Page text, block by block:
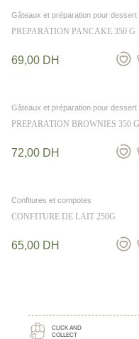
Gâteaux et préparation pour dessert
PREPARATION PANCAKE 350 G
69,00 DH
Gâteaux et préparation pour dessert
PREPARATION BROWNIES 350 G
72,00 DH
Confitures et compotes
CONFITURE DE LAIT 250G
65,00 DH
CLICK AND
COLLECT